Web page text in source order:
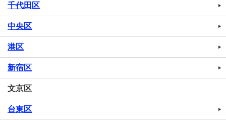
千代田区
中央区
港区
新宿区
文京区
台東区